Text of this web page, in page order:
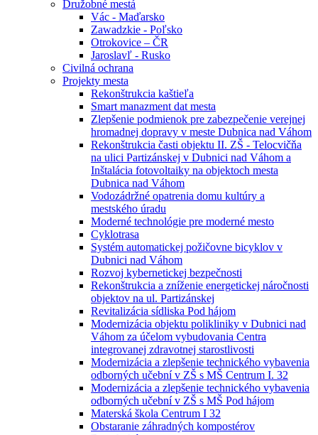
Družobné mestá
Vác - Maďarsko
Zawadzkie - Poľsko
Otrokovice – ČR
Jaroslavľ - Rusko
Civilná ochrana
Projekty mesta
Rekonštrukcia kaštieľa
Smart manazment dat mesta
Zlepšenie podmienok pre zabezpečenie verejnej
hromadnej dopravy v meste Dubnica nad Váhom
Rekonštrukcia časti objektu II. ZŠ - Telocvičňa
na ulici Partizánskej v Dubnici nad Váhom a
Inštalácia fotovoltaiky na objektoch mesta
Dubnica nad Váhom
Vodozádržné opatrenia domu kultúry a
mestského úradu
Moderné technológie pre moderné mesto
Cyklotrasa
Systém automatickej požičovne bicyklov v
Dubnici nad Váhom
Rozvoj kybernetickej bezpečnosti
Rekonštrukcia a zníženie energetickej náročnosti
objektov na ul. Partizánskej
Revitalizácia sídliska Pod hájom
Modernizácia objektu polikliniky v Dubnici nad
Váhom za účelom vybudovania Centra
integrovanej zdravotnej starostlivosti
Modernizácia a zlepšenie technického vybavenia
odborných učební v ZŠ s MŠ Centrum I. 32
Modernizácia a zlepšenie technického vybavenia
odborných učební v ZŠ s MŠ Pod hájom
Materská škola Centrum I 32
Obstaranie záhradných kompostérov